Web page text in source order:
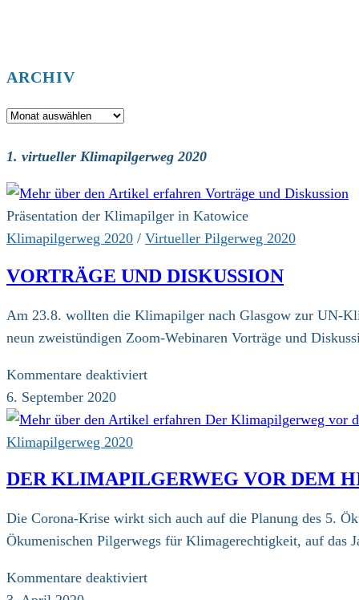
ARCHIV
Archiv
1. virtueller Klimapilgerweg 2020
Präsentation der Klimapilger in Katowice
Klimapilgerweg 2020 / Virtueller Pilgerweg 2020
VORTRÄGE UND DISKUSSION
Am 23.8. wollten die Klimapilger nach Glasgow zur UN-
neun zweistündigen Zoom-Webinaren Vorträge und
Kommentare deaktiviertfür
und
6. September 2020
Klimapilgerweg 2020
DER KLIMAPILGERWEG VOR DEM
Die Corona-Krise wirkt sich auch auf die Planung des 5.
Ökumenischen Pilgerwegs für Klimagerechtigkeit, auf das
Kommentare deaktiviertfür